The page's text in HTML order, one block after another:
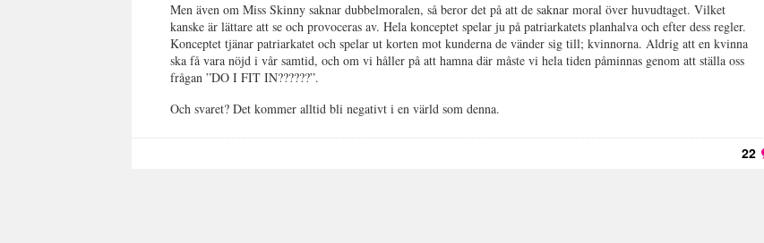
Men även om Miss Skinny saknar dubbelmoralen, så beror det på att de saknar moral över huvudtaget. Vilket
kanske är lättare att se och provoceras av. Hela konceptet spelar ju på patriarkatets planhalva och efter dess regler.
Konceptet tjänar patriarkatet och spelar ut korten mot kunderna de vänder sig till; kvinnorna. Aldrig att en kvinna
ska få vara nöjd i vår samtid, och om vi håller på att hamna där måste vi hela tiden påminnas genom att ställa oss
frågan ”DO I FIT IN??????”.
Och svaret? Det kommer alltid bli negativt i en värld som denna.
22